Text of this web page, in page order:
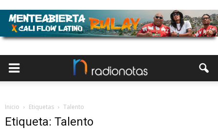
Inicio Etiquetas Talento
Etiqueta: Talento